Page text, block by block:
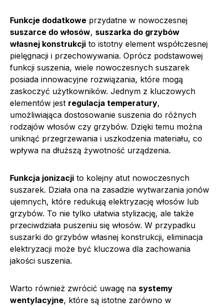
Funkcje dodatkowe przydatne w nowoczesnej
suszarce do włosów, suszarka do grzybów
własnej konstrukcji to istotny element współczesnej
pielęgnacji i przechowywania. Oprócz podstawowej
funkcji suszenia, wiele nowoczesnych suszarek
posiada innowacyjne rozwiązania, które mogą
zaskoczyć użytkowników. Jednym z kluczowych
elementów jest regulacja temperatury,
umożliwiająca dostosowanie suszenia do różnych
rodzajów włosów czy grzybów. Dzięki temu można
uniknąć przegrzewania i uszkodzenia materiału, co
wpływa na dłuższą żywotność urządzenia.
Funkcja jonizacji to kolejny atut nowoczesnych
suszarek. Działa ona na zasadzie wytwarzania jonów
ujemnych, które redukują elektryzację włosów lub
grzybów. To nie tylko ułatwia stylizację, ale także
przeciwdziała puszeniu się włosów. W przypadku
suszarki do grzybów własnej konstrukcji, eliminacja
elektryzacji może być kluczowa dla zachowania
jakości suszenia.
Warto również zwrócić uwagę na systemy
wentylacyjne, które są istotne zarówno w